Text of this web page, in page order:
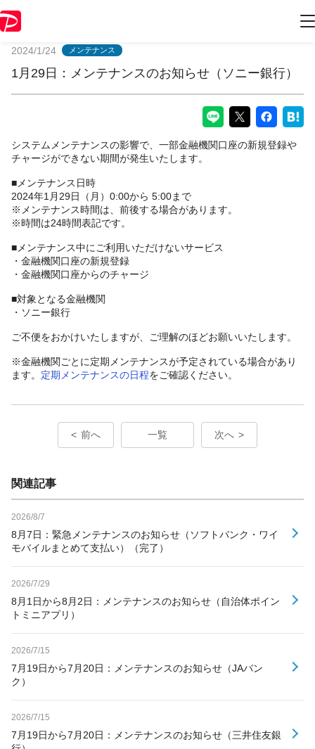
2024/1/24 メンテナンス
1月29日：メンテナンスのお知らせ（ソニー銀行）
システムメンテナンスの影響で、一部金融機関口座の新規登録や
チャージができない期間が発生いたします。
■メンテナンス日時
2024年1月29日（月）0:00から 5:00まで
※メンテナンス時間は、前後する場合があります。
※時間は24時間表記です。
■メンテナンス中にご利用いただけないサービス
・金融機関口座の新規登録
・金融機関口座からのチャージ
■対象となる金融機関
・ソニー銀行
ご不便をおかけいたしますが、ご理解のほどお願いいたします。
※金融機関ごとに定期メンテナンスが予定されている場合があり
ます。 定期メンテナンスの日程をご確認ください。
前へ 一覧 次へ
関連記事
2026/8/7
8月7日：緊急メンテナンスのお知らせ（ソフトバンク・ワイ
モバイルまとめて支払い）（完了）
2026/7/29
8月1日から8月2日：メンテナンスのお知らせ（自治体ポイン
トミニアプリ）
2026/7/15
7月19日から7月20日：メンテナンスのお知らせ（JAバン
ク）
2026/7/15
7月19日から7月20日：メンテナンスのお知らせ（三井住友銀